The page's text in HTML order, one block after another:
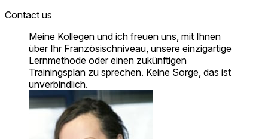
Contact us
Meine Kollegen und ich freuen uns, mit Ihnen
über Ihr Französischniveau, unsere einzigartige
Lernmethode oder einen zukünftigen
Trainingsplan zu sprechen. Keine Sorge, das ist
unverbindlich.